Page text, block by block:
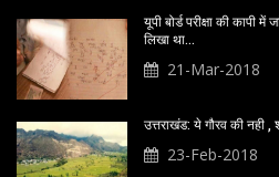
यूपी बोर्ड परीक्षा की कापी
लिखा था…
21-Mar-2018
उत्तराखंड: ये गौरव की नही ,
23-Feb-2018